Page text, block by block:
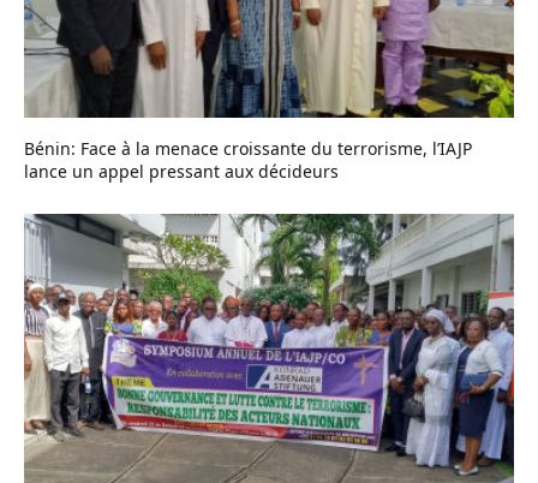
Bénin: Face à la menace croissante du terrorisme, l’IAJP
lance un appel pressant aux décideurs